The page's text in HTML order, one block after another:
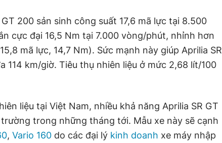
200 sản sinh công suất 17,6 mã lực tại 8.500
cực đại 16,5 Nm tại 7.000 vòng/phút, nhỉnh hơn
mã lực, 14,7 Nm). Sức mạnh này giúp Aprilia SR
114 km/giờ. Tiêu thụ nhiên liệu ở mức 2,68 lít/100
liệu tại Việt Nam, nhiều khả năng Aprilia SR GT
trong những tháng tới. Mẫu xe này sẽ cạnh
, Vario 160 do các đại lý kinh doanh xe máy nhập